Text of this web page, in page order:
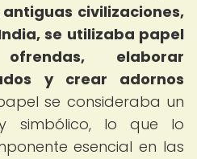
antiguas civilizaciones,
se utilizaba papel
elaborar
y crear adornos
se consideraba un
simbólico, lo que lo
esencial en las